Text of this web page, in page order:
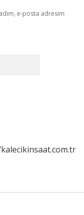
e-posta adresim